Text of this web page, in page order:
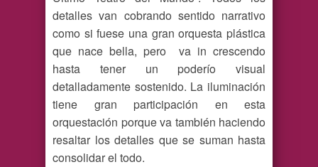
detalles van cobrando sentido narrativo
como si fuese una gran orquesta plástica
que nace bella, pero va in crescendo
hasta tener un poderío visual
detalladamente sostenido. La iluminación
tiene gran participación en esta
orquestación porque va también haciendo
resaltar los detalles que se suman hasta
consolidar el todo.